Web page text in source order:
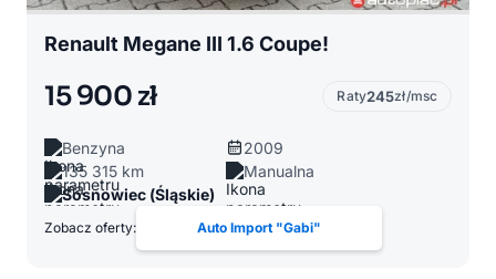
Renault Megane III 1.6 Coupe!
15 900 zł Raty245zł/msc
Benzyna
2009
135 315 km
Manualna
Sosnowiec (Śląskie)
Zobacz oferty: Auto Import "Gabi"